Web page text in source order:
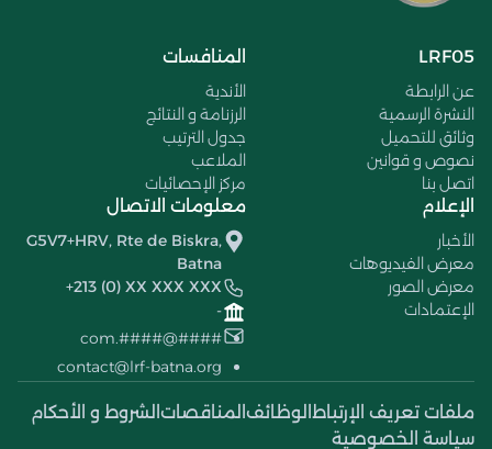
LRF05
عن الرابطة
النشرة الرسمية
وثائق للتحميل
نصوص و قوانين
اتصل بنا
المنافسات
الأندية
الرزنامة و النتائج
جدول الترتيب
الملاعب
مركز الإحصائيات
الإعلام
الأخبار
معرض الفيديوهات
معرض الصور
الإعتمادات
معلومات الاتصال
G5V7+HRV, Rte de Biskra,
Batna
+213 (0) XX XXX XXX
-
####@####.com
contact@lrf-batna.org
ملفات تعريف الإرتباط الوظائف المناقصات الشروط و الأحكام
سياسة الخصوصية